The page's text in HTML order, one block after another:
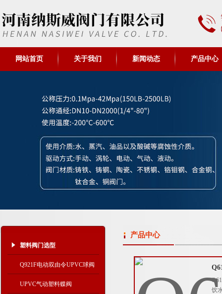
网站首页 关于我们 新闻动态 产品中心
塑料阀门选型
Q921F电动双由令UPVC球阀
UPVC气动塑料蝶阀
产品中心
饮